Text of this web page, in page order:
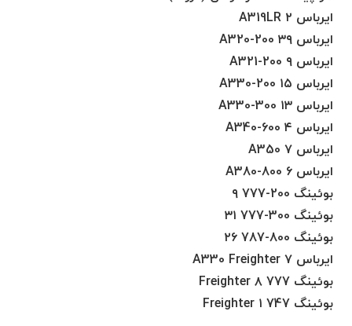
ایرباس A319LR ۲
ایرباس A320-200 ۳۹
ایرباس A321-200 ۹
ایرباس A330-200 ۱۵
ایرباس A330-300 ۱۳
ایرباس A340-600 ۴
ایرباس A350 ۷
ایرباس A380-800 ۶
بوئینگ 200-777 ۹
بوئینگ 300-777 ۳۱
بوئینگ 800-787 ۲۶
ایرباس A330 Freighter ۷
بوئینگ 777 Freighter ۸
بوئینگ 747 Freighter ۱